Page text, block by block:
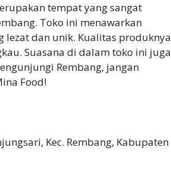
tempat yang sangat
Toko ini menawarkan
lezat dan unik. Kualitas produknya
Suasana di dalam toko ini juga
Rembang, jangan
Food!
Kec. Rembang, Kabupaten